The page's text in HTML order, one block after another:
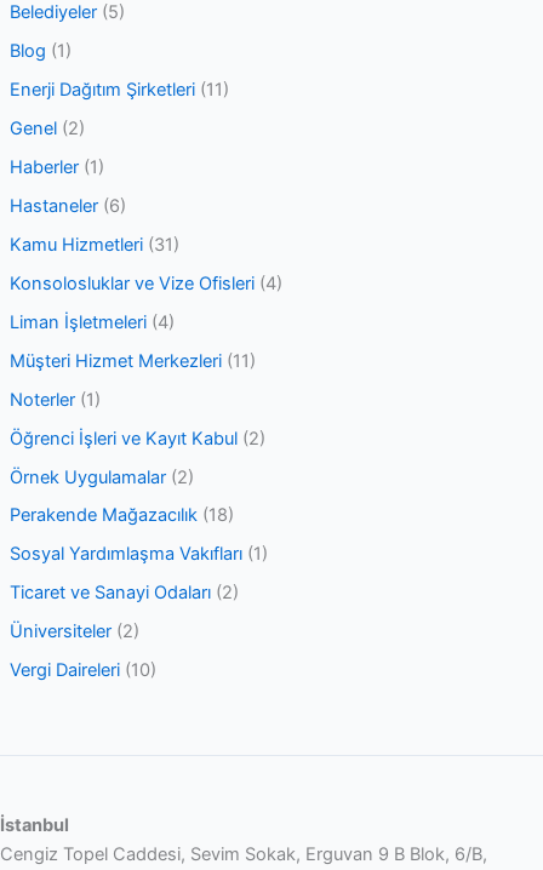
Belediyeler(5)
Blog (1)
Enerji Dağıtım Şirketleri(11)
Genel(2)
Haberler(1)
Hastaneler(6)
Kamu Hizmetleri(31)
Konsolosluklar ve Vize Ofisleri(4)
Liman İşletmeleri(4)
Müşteri Hizmet Merkezleri(11)
Noterler(1)
Öğrenci İşleri ve Kayıt Kabul(2)
Örnek Uygulamalar(2)
Perakende Mağazacılık(18)
Sosyal Yardımlaşma Vakıfları(1)
Ticaret ve Sanayi Odaları(2)
Üniversiteler(2)
Vergi Daireleri(10)
İstanbul
Cengiz Topel Caddesi, Sevim Sokak, Erguvan 9 B Blok, 6/B,